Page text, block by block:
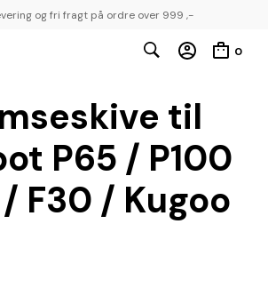
og fri fragt på ordre over 999 ,-
0
til
P65 / P100
F30 / Kugoo